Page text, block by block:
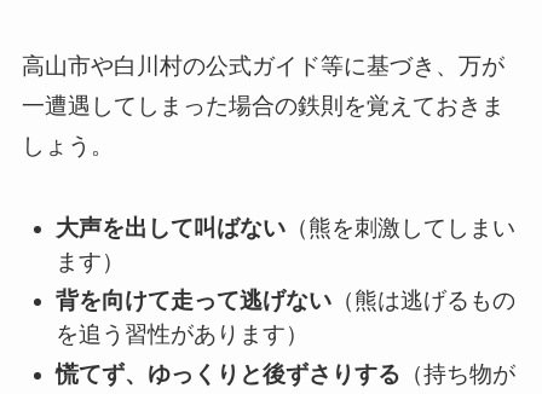
高山市や白川村の公式ガイド等に基づき、万が
一遭遇してしまった場合の鉄則を覚えておきま
しょう。
大声を出して叫ばない （熊を刺激してしまい
ます）
背を向けて走って逃げない （熊は逃げるもの
を追う習性があります）
慌てず、ゆっくりと後ずさりする （持ち物が